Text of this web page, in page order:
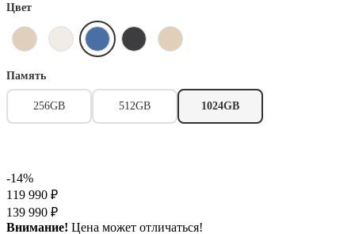
Цвет
Память
256GB 512GB 1024GB
-14%
119 990 ₽
139 990 ₽
Внимание! Цена может отличаться!